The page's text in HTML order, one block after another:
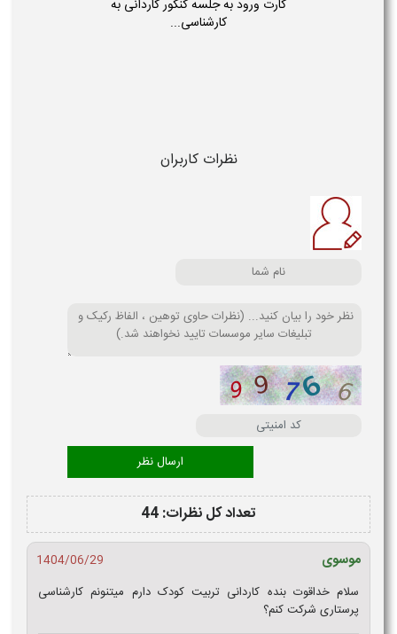
کارت ورود به جلسه کنکور کاردانی به
کارشناسی...
نظرات کاربران
تعداد کل نظرات: 44
موسوی
1404/06/29
سلام خداقوت بنده کاردانی تربیت کودک دارم میتنونم کارشناسی
پرستاری شرکت کنم؟